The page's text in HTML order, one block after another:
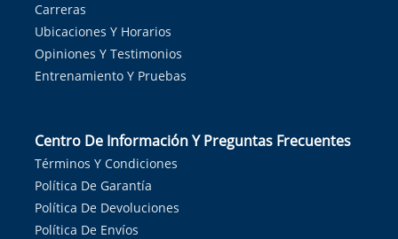
Carreras
Ubicaciones Y Horarios
Opiniones Y Testimonios
Entrenamiento Y Pruebas
Centro De Información Y Preguntas Frecuentes
Términos Y Condiciones
Política De Garantía
Política De Devoluciones
Política De Envíos